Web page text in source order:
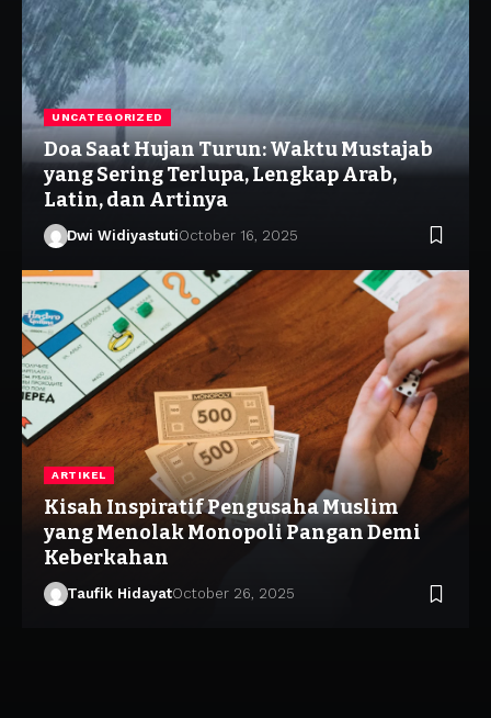
UNCATEGORIZED
Doa Saat Hujan Turun: Waktu Mustajab
yang Sering Terlupa, Lengkap Arab,
Latin, dan Artinya
Dwi WidiyastutiOctober 16, 2025
ARTIKEL
Kisah Inspiratif Pengusaha Muslim
yang Menolak Monopoli Pangan Demi
Keberkahan
Taufik HidayatOctober 26, 2025